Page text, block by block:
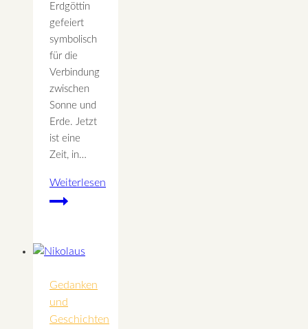
Erdgöttin
gefeiert
symbolisch
für die
Verbindung
zwischen
Sonne und
Erde. Jetzt
ist eine
Zeit, in…
Weiterlesen
Lughnasadh
die
zwischen
Sonne
und
Gedanken
und
Geschichten